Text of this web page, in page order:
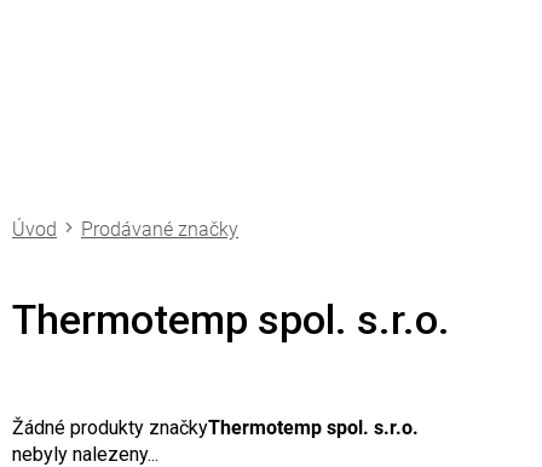
Prodávané značky
Thermotemp spol. s.r.o.
Žádné produkty značkyThermotemp spol. s.r.o.
nebyly nalezeny...